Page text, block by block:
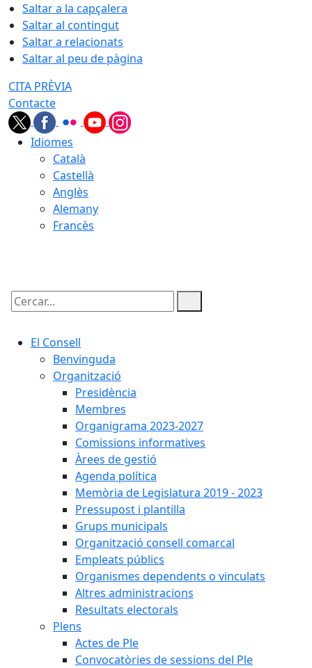
Saltar a la capçalera
Saltar al contingut
Saltar a relacionats
Saltar al peu de pàgina
CITA PRÈVIA
Contacte
Idiomes
Català
Castellà
Anglès
Alemany
Francès
Cercar:
El Consell
Benvinguda
Organització
Presidència
Membres
Organigrama 2023-2027
Comissions informatives
Àrees de gestió
Agenda política
Memòria de Legislatura 2019 - 2023
Pressupost i plantilla
Grups municipals
Organització consell comarcal
Empleats públics
Organismes dependents o vinculats
Altres administracions
Resultats electorals
Plens
Actes de Ple
Convocatòries de sessions del Ple